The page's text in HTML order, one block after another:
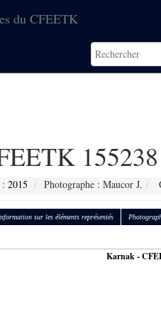
du CFEETK
155238
2015 Photographe : Maucor J.
sur les éléments représentés